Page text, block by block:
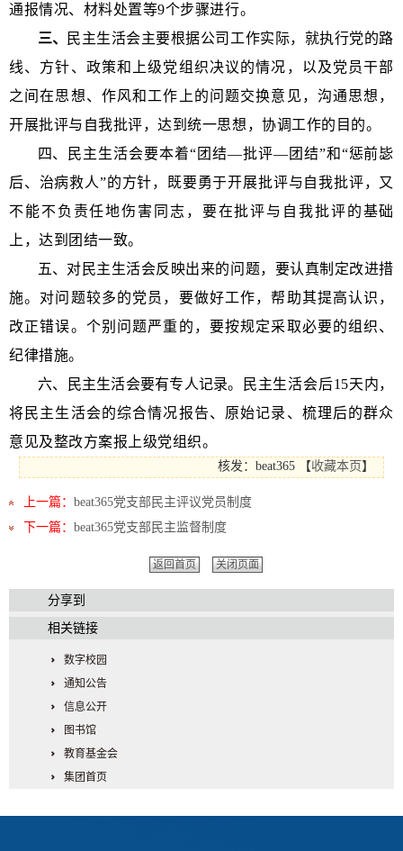
通报情况、材料处置等9个步骤进行。
三、
民主生活会主要根据公司工作实际，就执行党的路
线、方针、政策和上级党组织决议的情况，以及党员干部
之间在思想、作风和工作上的问题交换意见，沟通思想，
开展批评与自我批评，达到统一思想，协调工作的目的。
四、
民主生活会要本着“团结―批评―团结”和“惩前毖
后、治病救人”的方针，既要勇于开展批评与自我批评，又
不能不负责任地伤害同志，要在批评与自我批评的基础
上，达到团结一致。
五、 对民主生活会反映出来的问题，要认真制定改进措
施。对问题较多的党员，要做好工作，帮助其提高认识，
改正错误。个别问题严重的，要按规定采取必要的组织、
纪律措施。
六、民主生活会要有专人记录。
民主生活会后15天内，
将民主生活会的综合情况报告、原始记录、梳理后的群众
意见及整改方案报上级党组织。
核发：beat365 【收藏本页】
上一篇： beat365党支部民主评议党员制度
下一篇： beat365党支部民主监督制度
返回首页 关闭页面
分享到
相关链接
数字校园
通知公告
信息公开
图书馆
教育基金会
集团首页